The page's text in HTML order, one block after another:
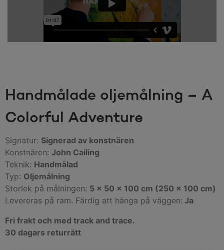
Handmålade oljemålning – A
Colorful Adventure
Signatur: Signerad av konstnären
Konstnären: John Cailing
Teknik: Handmålad
Typ: Oljemålning
Storlek på målningen: 5 x 50 x 100 cm (250 x 100 cm)
Levereras på ram. Färdig att hänga på väggen: Ja
Fri frakt och med track and trace.
30 dagars returrätt